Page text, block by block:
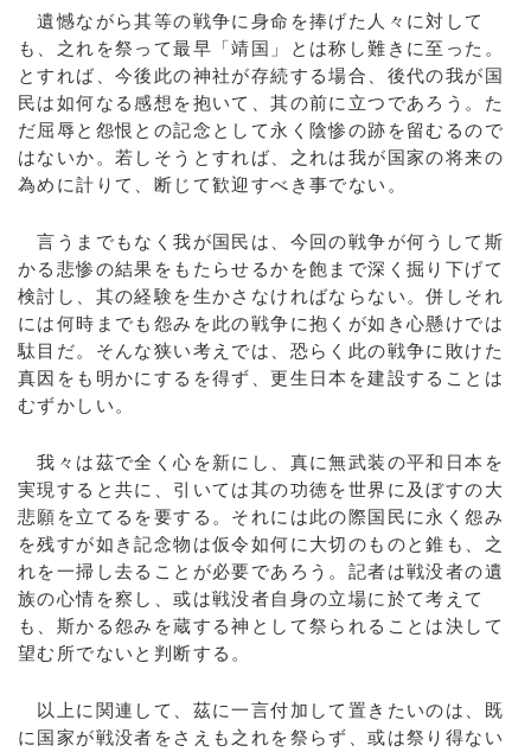
遺憾ながら其等の戦争に身命を捧げた人々に対して
も、之れを祭って最早「靖国」とは称し難きに至った。
とすれば、今後此の神社が存続する場合、後代の我が国
民は如何なる感想を抱いて、其の前に立つであろう。た
だ屈辱と怨恨との記念として永く陰惨の跡を留むるので
はないか。若しそうとすれば、之れは我が国家の将来の
為めに計りて、断じて歓迎すべき事でない。
言うまでもなく我が国民は、今回の戦争が何うして斯
かる悲惨の結果をもたらせるかを飽まで深く掘り下げて
検討し、其の経験を生かさなければならない。併しそれ
には何時までも怨みを此の戦争に抱くが如き心懸けでは
駄目だ。そんな狭い考えでは、恐らく此の戦争に敗けた
真因をも明かにするを得ず、更生日本を建設することは
むずかしい。
我々は茲で全く心を新にし、真に無武装の平和日本を
実現すると共に、引いては其の功徳を世界に及ぼすの大
悲願を立てるを要する。それには此の際国民に永く怨み
を残すが如き記念物は仮令如何に大切のものと錐も、之
れを一掃し去ることが必要であろう。記者は戦没者の遺
族の心情を察し、或は戦没者自身の立場に於て考えて
も、斯かる怨みを蔵する神として祭られることは決して
望む所でないと判断する。
以上に関連して、茲に一言付加して置きたいのは、既
に国家が戦没者をさえも之れを祭らず、或は祭り得ない